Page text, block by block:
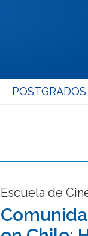
POSTGRADOS
Escuela de